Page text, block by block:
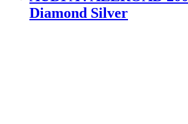
Diamond Silver